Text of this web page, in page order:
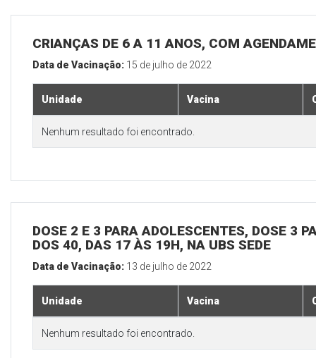
CRIANÇAS DE 6 A 11 ANOS, COM
Data de Vacinação: 15 de julho de 2022
Unidade Vacina
Nenhum resultado foi encontrado.
DOSE 2 E 3 PARA ADOLESCENTES, DOSE 3
DOS 40, DAS 17 ÀS 19H, NA UBS SEDE
Data de Vacinação: 13 de julho de 2022
Unidade Vacina
Nenhum resultado foi encontrado.